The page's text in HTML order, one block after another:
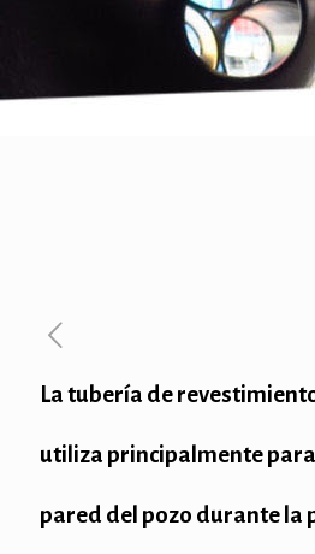
La tubería de
utiliza principalmente
pared del pozo durante la